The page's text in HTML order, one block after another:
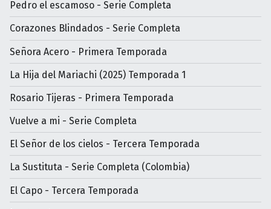
Pedro el escamoso - Serie Completa
Corazones Blindados - Serie Completa
Señora Acero - Primera Temporada
La Hija del Mariachi (2025) Temporada 1
Rosario Tijeras - Primera Temporada
Vuelve a mi - Serie Completa
El Señor de los cielos - Tercera Temporada
La Sustituta - Serie Completa (Colombia)
El Capo - Tercera Temporada